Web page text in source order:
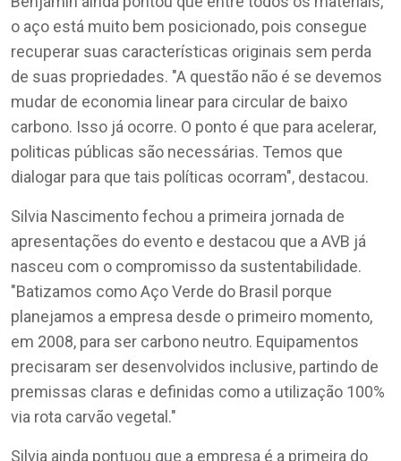
o aço está muito bem posicionado, pois consegue
recuperar suas características originais sem perda
de suas propriedades. "A questão não é se devemos
mudar de economia linear para circular de baixo
carbono. Isso já ocorre. O ponto é que para acelerar,
politicas públicas são necessárias. Temos que
dialogar para que tais políticas ocorram", destacou.
Silvia Nascimento fechou a primeira jornada de
apresentações do evento e destacou que a AVB já
nasceu com o compromisso da sustentabilidade.
"Batizamos como Aço Verde do Brasil porque
planejamos a empresa desde o primeiro momento,
em 2008, para ser carbono neutro. Equipamentos
precisaram ser desenvolvidos inclusive, partindo de
premissas claras e definidas como a utilização 100%
via rota carvão vegetal."
Silvia ainda pontuou que a empresa é a primeira do